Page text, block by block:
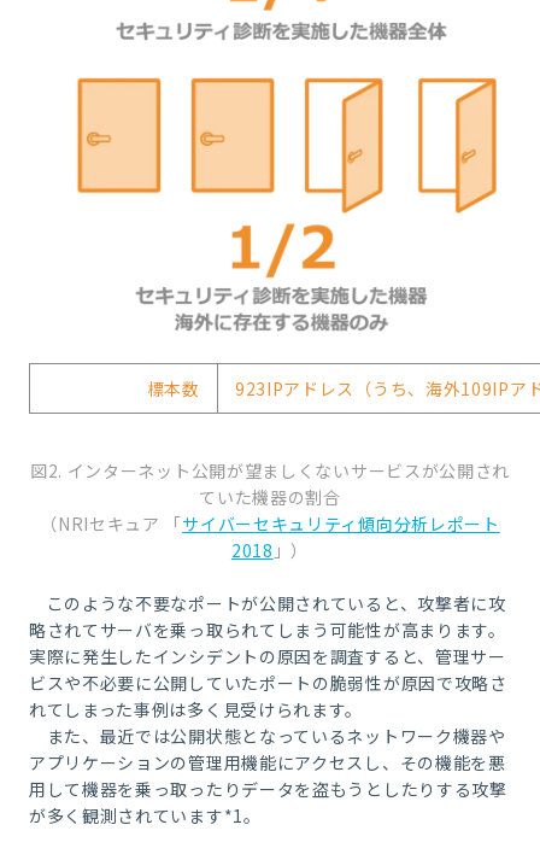
標本数 923IPアドレス（うち、海外109IPア
図2. インターネット公開が望ましくないサービスが公開され
ていた機器の割合
（NRIセキュア 「サイバーセキュリティ傾向分析レポート
2018 」）
このような不要なポートが公開されていると、攻撃者に攻
略されてサーバを乗っ取られてしまう可能性が高まります。
実際に発生したインシデントの原因を調査すると、管理サー
ビスや不必要に公開していたポートの脆弱性が原因で攻略さ
れてしまった事例は多く見受けられます。
また、最近では公開状態となっているネットワーク機器や
アプリケーションの管理用機能にアクセスし、その機能を悪
用して機器を乗っ取ったりデータを盗もうとしたりする攻撃
が多く観測されています*1。